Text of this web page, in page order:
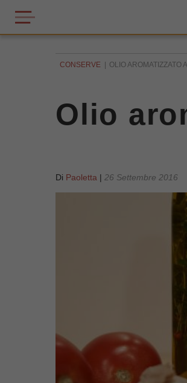
CONSERVE OLIO AROMATIZZATO
Olio
Di Paoletta | 26 Settembre 2016